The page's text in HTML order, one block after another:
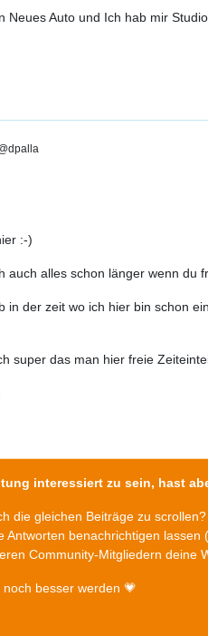
Neues Auto und Ich hab mir
:-)
auch alles schon länger wenn du
in der zeit wo ich hier bin schon
super das man hier freie
interessiert zu sein, hast
die gleichen Beiträge zu
benachrichtigen
Community-Mitgliedern deine
besser werden 💗